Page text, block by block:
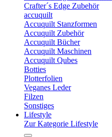
Crafter´s Edge Zubehör
accuquilt
Accuquilt Stanzformen
Accuquilt Zubehör
Accuquilt Bücher
Accuquilt Maschinen
Accuquilt Qubes
Botties
Plotterfolien
Veganes Leder
Filzen
Sonstiges
Lifestyle
Zur Kategorie Lifestyle